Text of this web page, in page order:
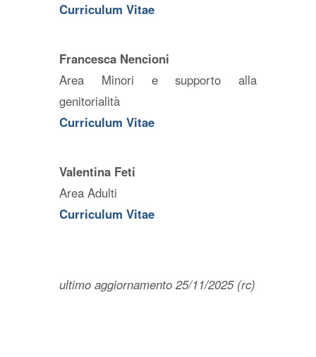
Curriculum Vitae
Francesca Nencioni
Area Minori e supporto alla
genitorialità
Curriculum Vitae
Valentina Feti
Area Adulti
Curriculum Vitae
ultimo aggiornamento 25/11/2025 (rc)